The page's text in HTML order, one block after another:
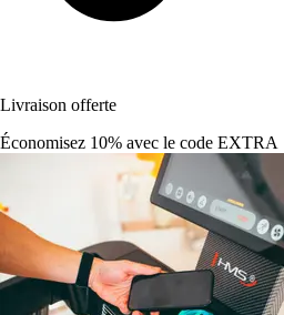
Livraison offerte
Économisez 10% avec le code EXTRA